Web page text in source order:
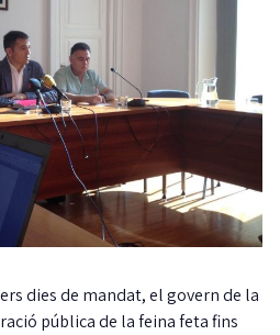
dies de mandat, el govern de la
pública de la feina feta fins